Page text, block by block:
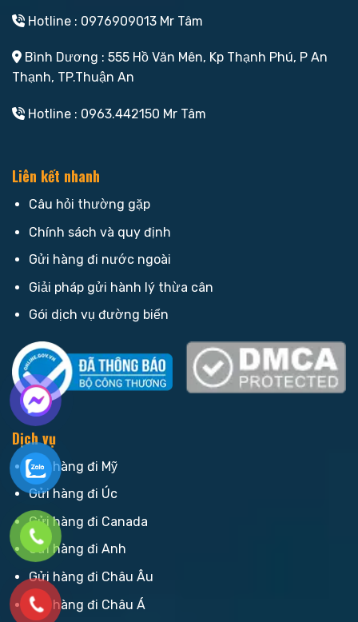
Hotline : 0976909013 Mr Tâm
Bình Dương : 555 Hồ Văn Mên, Kp Thạnh Phú, P An
Thạnh, TP.Thuận An
Hotline : 0963.442150 Mr Tâm
Liên kết nhanh
Câu hỏi thường gặp
Chính sách và quy định
Gửi hàng đi nước ngoài
Giải pháp gửi hành lý thừa cân
Gói dịch vụ đường biển
Dịch vụ
Gửi hàng đi Mỹ
Gửi hàng đi Úc
Gửi hàng đi Canada
Gửi hàng đi Anh
Gửi hàng đi Châu Âu
Gửi hàng đi Châu Á